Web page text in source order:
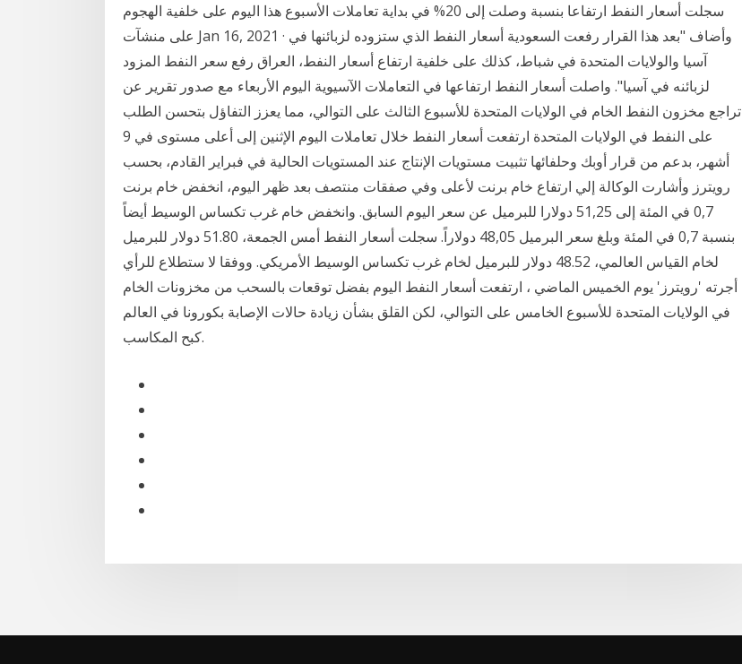
سجلت أسعار النفط ارتفاعا بنسبة وصلت إلى 20% في بداية تعاملات الأسبوع هذا اليوم على خلفية الهجوم
على منشآت Jan 16, 2021 · وأضاف "بعد هذا القرار رفعت السعودية أسعار النفط الذي ستزوده لزبائنها في
آسيا والولايات المتحدة في شباط، كذلك على خلفية ارتفاع أسعار النفط، العراق رفع سعر النفط المزود
لزبائنه في آسيا". واصلت أسعار النفط ارتفاعها في التعاملات الآسيوية اليوم الأربعاء مع صدور تقرير عن
تراجع مخزون النفط الخام في الولايات المتحدة للأسبوع الثالث على التوالي، مما يعزز التفاؤل بتحسن الطلب
على النفط في الولايات المتحدة ارتفعت أسعار النفط خلال تعاملات اليوم الإثنين إلى أعلى مستوى في 9
أشهر، بدعم من قرار أوبك وحلفائها تثبيت مستويات الإنتاج عند المستويات الحالية في فبراير القادم، بحسب
رويترز وأشارت الوكالة إلي ارتفاع خام برنت لأعلى وفي صفقات منتصف بعد ظهر اليوم، انخفض خام برنت
0,7 في المئة إلى 51,25 دولارا للبرميل عن سعر اليوم السابق. وانخفض خام غرب تكساس الوسيط أيضاً
بنسبة 0,7 في المئة وبلغ سعر البرميل 48,05 دولاراً. سجلت أسعار النفط أمس الجمعة، 51.80 دولار للبرميل
لخام القياس العالمي، 48.52 دولار للبرميل لخام غرب تكساس الوسيط الأمريكي. ووفقا لا ستطلاع للرأي
أجرته 'رويترز' يوم الخميس الماضي ، ارتفعت أسعار النفط اليوم بفضل توقعات بالسحب من مخزونات الخام
في الولايات المتحدة للأسبوع الخامس على التوالي، لكن القلق بشأن زيادة حالات الإصابة بكورونا في العالم
كبح المكاسب.